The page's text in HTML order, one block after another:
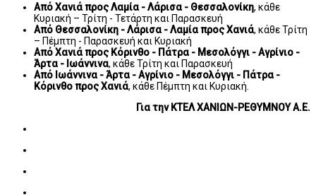
Από Χανιά προς Λαμία - Λάρισα - Θεσσαλονίκη, κάθε
Κυριακή – Τρίτη - Τετάρτη και Παρασκευή
Από Θεσσαλονίκη - Λάρισα - Λαμία προς Χανιά, κάθε Τρίτη
– Πέμπτη - Παρασκευή και Κυριακή
Από Χανιά προς Κόρινθο - Πάτρα - Μεσολόγγι - Αγρίνιο -
Άρτα - Ιωάννινα, κάθε Τρίτη και Παρασκευή
Από Ιωάννινα - Άρτα - Αγρίνιο - Μεσολόγγι - Πάτρα -
Κόρινθο προς Χανιά, κάθε Πέμπτη και Κυριακή.
Για την ΚΤΕΛ ΧΑΝΙΩΝ-ΡΕΘΥΜΝΟΥ Α.Ε.